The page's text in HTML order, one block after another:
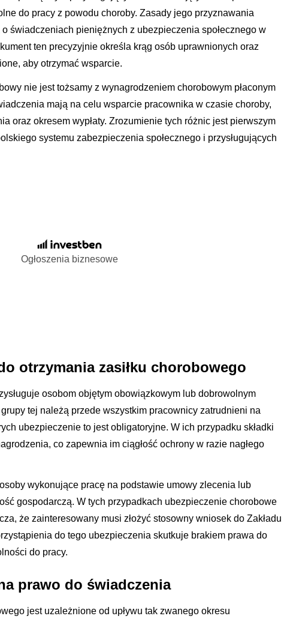
do pracy z powodu choroby. Zasady jego przyznawania
świadczeniach pieniężnych z ubezpieczenia społecznego w
ten precyzyjnie określa krąg osób uprawnionych oraz
aby otrzymać wsparcie.
nie jest tożsamy z wynagrodzeniem chorobowym płaconym
mają na celu wsparcie pracownika w czasie choroby,
oraz okresem wypłaty. Zrozumienie tych różnic jest pierwszym
systemu zabezpieczenia społecznego i przysługujących
Ogłoszenia biznesowe
otrzymania zasiłku chorobowego
osobom objętym obowiązkowym lub dobrowolnym
tej należą przede wszystkim pracownicy zatrudnieni na
ubezpieczenie to jest obligatoryjne. W ich przypadku składki
co zapewnia im ciągłość ochrony w razie nagłego
wykonujące pracę na podstawie umowy zlecenia lub
gospodarczą. W tych przypadkach ubezpieczenie chorobowe
że zainteresowany musi złożyć stosowny wniosek do Zakładu
do tego ubezpieczenia skutkuje brakiem prawa do
do pracy.
prawo do świadczenia
jest uzależnione od upływu tak zwanego okresu